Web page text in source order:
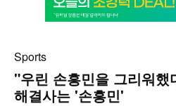
Sports
"우린 손흥민을 그리워
해결사는 '손흥민'